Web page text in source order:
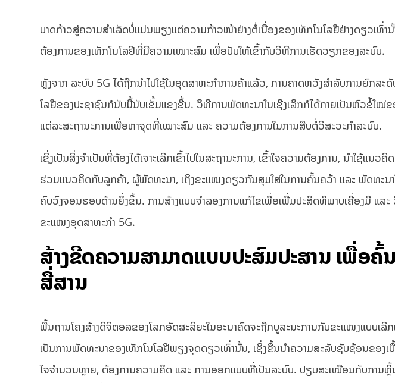
ບາດກ້າວສູ່ຄວາມສໍາເລັດບໍ່ແມ່ນພຽງແຕ່ຄວາມກ້າວໜ້າຢ່າງຕໍ່ເນື່ອງຂອງເທັກໂນໂລຢີຢ່າງດຽວເທົ່
ຕ້ອງການຂອງເທັກໂນໂລຢີທີ່ມີຄວາມເໝາະສົມ ເພື່ອປັບໃຫ້ເຂົ້າກັບວິທີການເຮັດວຽກຂອງລະບົບ.
ຫຼັງຈາກ ລະບົບ 5G ໄດ້ຖືກນໍາໄປໃຊ້ໃນອຸດສາຫະກໍາການຄ້າແລ້ວ, ການຄາດຫວັງສໍາລັບການຍົກລະ
ໂລຢີຂອງປະຊາຊົນກໍນັບມື້ນັບເຂັ້ມແຂງຂື້ນ. ວິທີການພັດທະນາໃນເຊີງເລິກກໍໄດ້ກາຍເປັນຫົວຂໍ້ໃໝ່ຂ
ແຕ່ລະສະຖານະການເພື່ອຫາຈຸດທີ່ເໝາະສົມ ແລະ ຄວາມຕ້ອງການໃນການສືບຕໍ່ວິສະວະກໍາລະບົບ.
ເຊິ່ງເປັນສິ່ງຈໍາເປັນທີ່ຕ້ອງໄດ້ເຈາະເລິກເຂົ້າໄປໃນສະຖານະການ, ເຂົ້າໃຈຄວາມຕ້ອງການ, ນໍາໃຊ້ແ
ຮ່ວມແນວຄິດກັບລູກຄ້າ, ຜູ້ພັດທະນາ, ເຖິງຂະແໜງດຽວກັນສຸມໃສ່ໃນການຄົ້ນຄວ້າ ແລະ ພັດທະນ
ຄົບວົງຈອນຮອບດ້ານຍິ່ງຂຶ້ນ. ການສ້າງແບບຈໍາລອງການແກ້ໄຂເພື່ອເພີ່ມປະສິດທິພາບເຄື່ອງມື ແລະ
ຂະແໜງອຸດສາຫະກໍາ 5G.
ສ້າງຂີດຄວາມສາມາດແບບປະສົມປະສານ ເພື່ອຄົ້
ສື່ສານ
ພື້ນຖານໂຄງສ້າງດິຈິຕອລຂອງໂລກອັດສະລິຍະໃນອະນາຄົດຈະຖືກບູລະນະການກັບຂະແໜງແບບເລິ
ເປັນການພັດທະນາຂອງເທັກໂນໂລຢີພຽງຈຸດດຽວເທົ່ານັ້ນ, ເຊິ່ງຂື້ນນໍາຄວາມສະລັບຊັບຊ້ອນຂອງ
ໄຈຈໍານວນຫຼາຍ, ຕ້ອງການຄວາມຄິດ ແລະ ການອອກແບບທີ່ເປັນລະບົບ. ປຽບສະເໝືອນກັບກາ